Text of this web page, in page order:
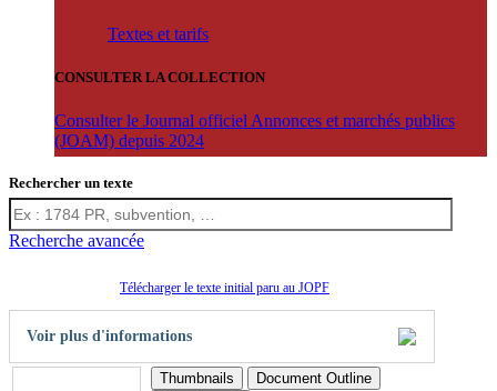
Textes et tarifs
CONSULTER LA COLLECTION
Consulter le Journal officiel Annonces et marchés publics
(JOAM) depuis 2024
Rechercher un texte
Recherche avancée
Télécharger le texte initial paru au JOPF
Voir plus d'informations
Thumbnails
Document Outline